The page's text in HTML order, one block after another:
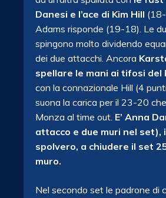
Danesi e l’ace di Kim Hill
Adams risponde (19-18). Le
spingono molto dividendo
dei due attacchi. Ancora
spellare le mani ai tifosi del
con la connazionale Hill (4
suona la carica per il 23-20
Monza al time out. E’ Anna
attacco e due muri nel set),
spolvero, a chiudere il set
muro.
Nel secondo set le padrone di